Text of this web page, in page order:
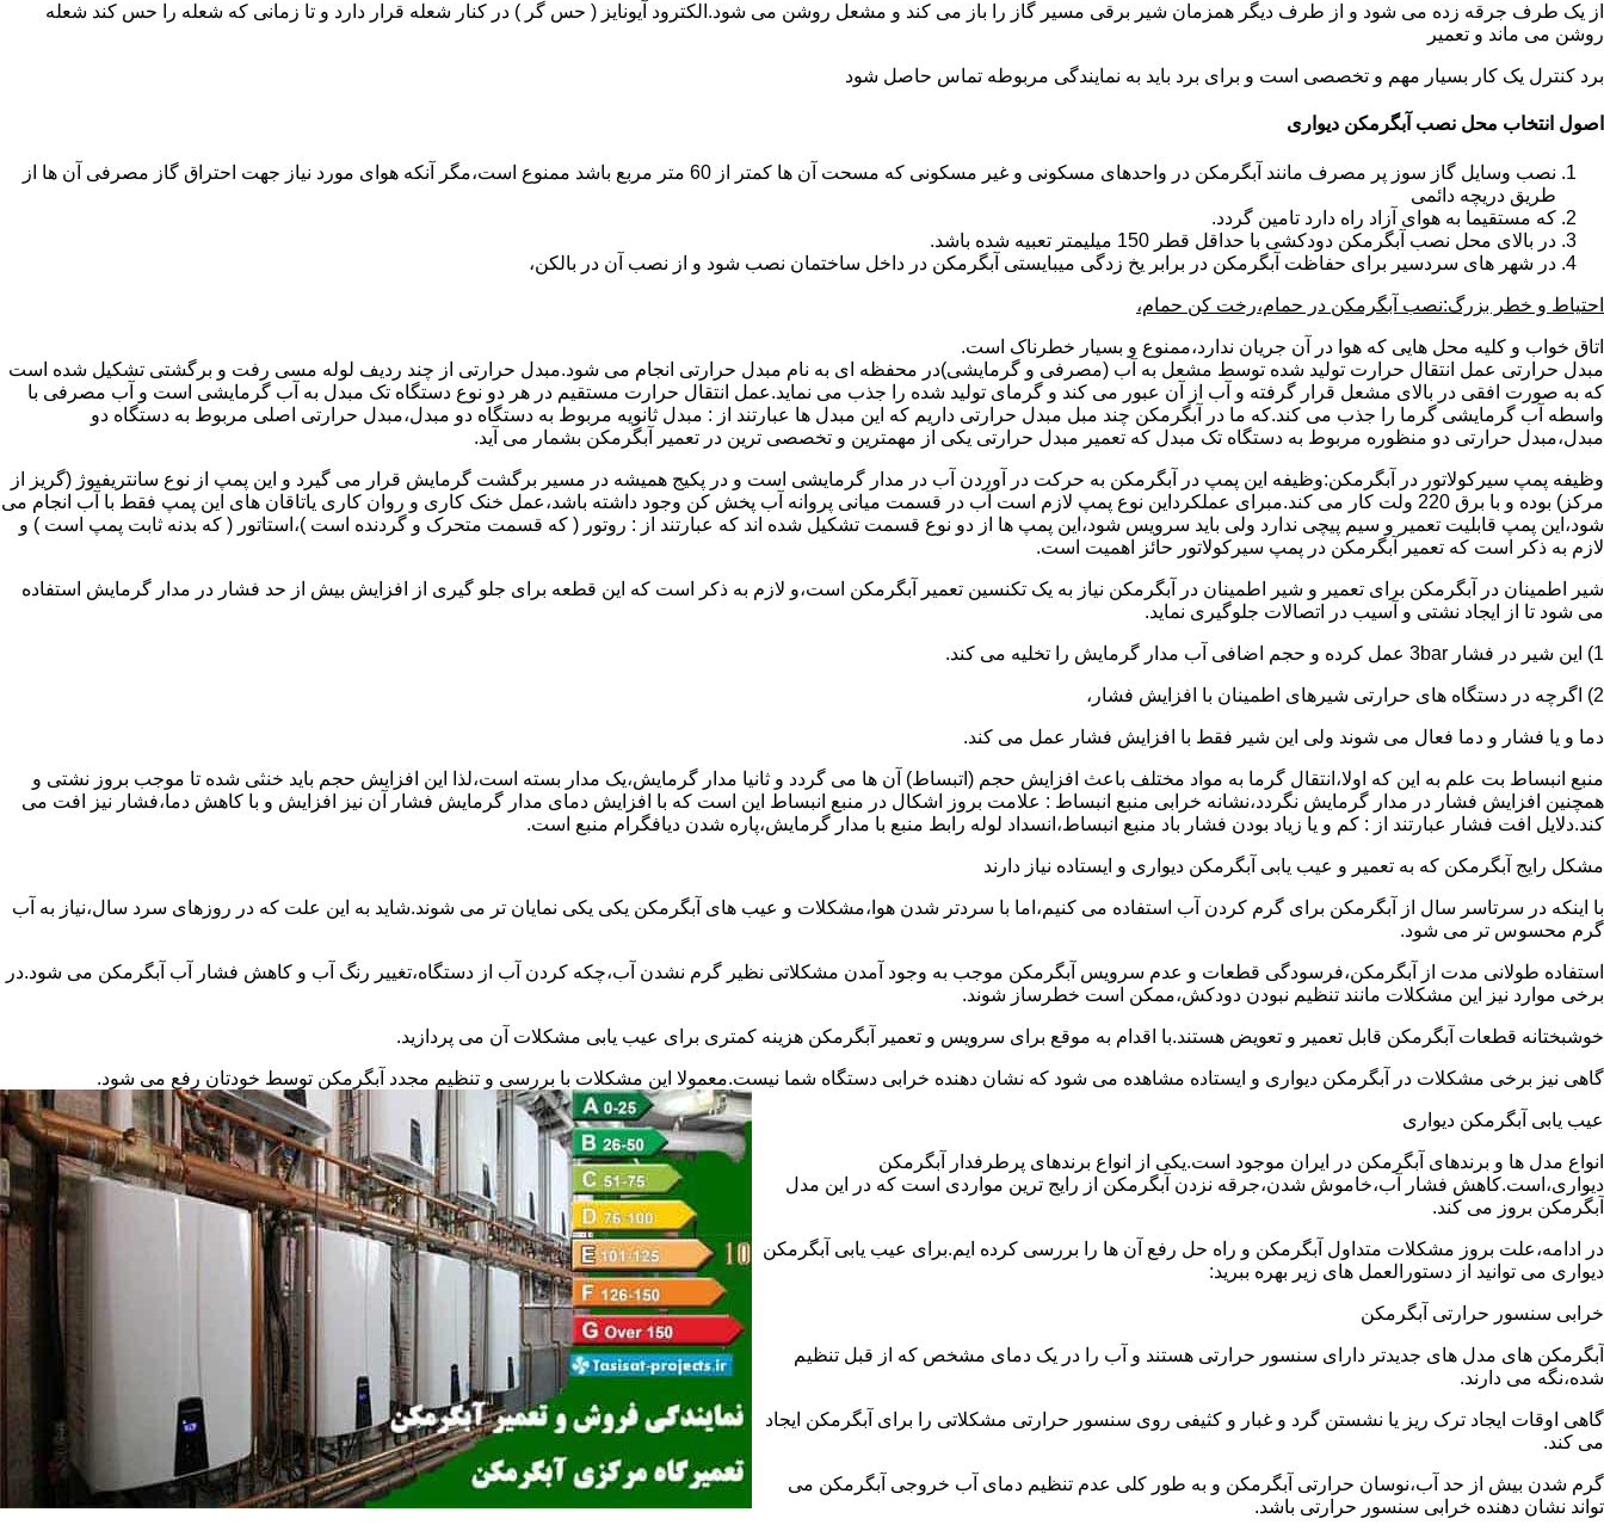
از یک طرف جرقه زده می شود و از طرف دیگر همزمان شیر برقی مسیر گاز را باز می کند و مشعل روشن می شود.الکترود آیونایز ( حس گر ) در کنار شعله قرار دارد و تا زمانی که شعله را حس کند شعله
روشن می ماند و تعمیر
برد کنترل یک کار بسیار مهم و تخصصی است و برای برد باید به نمایندگی مربوطه تماس حاصل شود
اصول انتخاب محل نصب آبگرمکن دیواری
نصب وسایل گاز سوز پر مصرف مانند آبگرمکن در واحدهای مسکونی و غیر مسکونی که مسحت آن ها کمتر از 60 متر مربع باشد ممنوع است،مگر آنکه هوای مورد نیاز جهت احتراق گاز مصرفی آن ها از
طریق دریچه دائمی
که مستقیما به هوای آزاد راه دارد تامین گردد.
در بالای محل نصب آبگرمکن دودکشی با حداقل قطر 150 میلیمتر تعبیه شده باشد.
در شهر های سردسیر برای حفاظت آبگرمکن در برابر یخ زدگی میبایستی آبگرمکن در داخل ساختمان نصب شود و از نصب آن در بالکن،
احتیاط و خطر بزرگ:نصب آبگرمکن در حمام،رخت کن حمام،
اتاق خواب و کلیه محل هایی که هوا در آن جریان ندارد،ممنوع و بسیار خطرناک است.
مبدل حرارتی عمل انتقال حرارت تولید شده توسط مشعل به آب (مصرفی و گرمایشی)در محفظه ای به نام مبدل حرارتی انجام می شود.مبدل حرارتی از چند ردیف لوله مسی رفت و برگشتی تشکیل شده است
که به صورت افقی در بالای مشعل قرار گرفته و آب از آن عبور می کند و گرمای تولید شده را جذب می نماید.عمل انتقال حرارت مستقیم در هر دو نوع دستگاه تک مبدل به آب گرمایشی است و آب مصرفی با
واسطه آب گرمایشی گرما را جذب می کند.که ما در آبگرمکن چند مبل مبدل حرارتی داریم که این مبدل ها عبارتند از : مبدل ثانویه مربوط به دستگاه دو مبدل،مبدل حرارتی اصلی مربوط به دستگاه دو
مبدل،مبدل حرارتی دو منظوره مربوط به دستگاه تک مبدل که تعمیر مبدل حرارتی یکی از مهمترین و تخصصی ترین در تعمیر آبگرمکن بشمار می آید.
وظیفه پمپ سیرکولاتور در آبگرمکن:وظیفه این پمپ در آبگرمکن به حرکت در آوردن آب در مدار گرمایشی است و در پکیج همیشه در مسیر برگشت گرمایش قرار می گیرد و این پمپ از نوع سانتریفیوژ (گریز از
مرکز) بوده و با برق 220 ولت کار می کند.مبرای عملکرداین نوع پمپ لازم است آب در قسمت میانی پروانه آب پخش کن وجود داشته باشد،عمل خنک کاری و روان کاری یاتاقان های این پمپ فقط با آب انجام می
شود،این پمپ قابلیت تعمیر و سیم پیچی ندارد ولی باید سرویس شود،این پمپ ها از دو نوع قسمت تشکیل شده اند که عبارتند از : روتور ( که قسمت متحرک و گردنده است )،استاتور ( که بدنه ثابت پمپ است ) و
لازم به ذکر است که تعمیر آبگرمکن در پمپ سیرکولاتور حائز اهمیت است.
شیر اطمینان در آبگرمکن برای تعمیر و شیر اطمینان در آبگرمکن نیاز به یک تکنسین تعمیر آبگرمکن است،و لازم به ذکر است که این قطعه برای جلو گیری از افزایش بیش از حد فشار در مدار گرمایش استفاده
می شود تا از ایجاد نشتی و آسیب در اتصالات جلوگیری نماید.
1) این شیر در فشار 3bar عمل کرده و حجم اضافی آب مدار گرمایش را تخلیه می کند.
2) اگرچه در دستگاه های حرارتی شیرهای اطمینان با افزایش فشار،
دما و یا فشار و دما فعال می شوند ولی این شیر فقط با افزایش فشار عمل می کند.
منبع انبساط بت علم به این که اولا،انتقال گرما به مواد مختلف باعث افزایش حجم (اتبساط) آن ها می گردد و ثانیا مدار گرمایش،یک مدار بسته است،لذا این افزایش حجم باید خنثی شده تا موجب بروز نشتی و
همچنین افزایش فشار در مدار گرمایش نگردد،نشانه خرابی منبع انبساط : علامت بروز اشکال در منبع انبساط این است که با افزایش دمای مدار گرمایش فشار آن نیز افزایش و با کاهش دما،فشار نیز افت می
کند.دلایل افت فشار عبارتند از : کم و یا زیاد بودن فشار باد منبع انبساط،انسداد لوله رابط منبع با مدار گرمایش،پاره شدن دیافگرام منبع است.
مشکل رایج آبگرمکن که به تعمیر و عیب یابی آبگرمکن دیواری و ایستاده نیاز دارند
با اینکه در سرتاسر سال از آبگرمکن برای گرم کردن آب استفاده می کنیم،اما با سردتر شدن هوا،مشکلات و عیب های آبگرمکن یکی یکی نمایان تر می شوند.شاید به این علت که در روزهای سرد سال،نیاز به آب
گرم محسوس تر می شود.
استفاده طولانی مدت از آبگرمکن،فرسودگی قطعات و عدم سرویس آبگرمکن موجب به وجود آمدن مشکلاتی نظیر گرم نشدن آب،چکه کردن آب از دستگاه،تغییر رنگ آب و کاهش فشار آب آبگرمکن می شود.در
برخی موارد نیز این مشکلات مانند تنظیم نبودن دودکش،ممکن است خطرساز شوند.
خوشبختانه قطعات آبگرمکن قابل تعمیر و تعویض هستند.با اقدام به موقع برای سرویس و تعمیر آبگرمکن هزینه کمتری برای عیب یابی مشکلات آن می پردازید.
گاهی نیز برخی مشکلات در آبگرمکن دیواری و ایستاده مشاهده می شود که نشان دهنده خرابی دستگاه شما نیست.معمولا این مشکلات با بررسی و تنظیم مجدد آبگرمکن توسط خودتان رفع می شود.
عیب یابی آبگرمکن دیواری
انواع مدل ها و برندهای آبگرمکن در ایران موجود است.یکی از انواع برندهای پرطرفدار آبگرمکن
دیواری،است.کاهش فشار آب،خاموش شدن،جرقه نزدن آبگرمکن از رایج ترین مواردی است که در این مدل
آبگرمکن بروز می کند.
در ادامه،علت بروز مشکلات متداول آبگرمکن و راه حل رفع آن ها را بررسی کرده ایم.برای عیب یابی آبگرمکن
دیواری می توانید از دستورالعمل های زیر بهره ببرید:
خرابی سنسور حرارتی آبگرمکن
آبگرمکن های مدل های جدیدتر دارای سنسور حرارتی هستند و آب را در یک دمای مشخص که از قبل تنظیم
شده،نگه می دارند.
گاهی اوقات ایجاد ترک ریز یا نشستن گرد و غبار و کثیفی روی سنسور حرارتی مشکلاتی را برای آبگرمکن ایجاد
می کند.
گرم شدن بیش از حد آب،نوسان حرارتی آبگرمکن و به طور کلی عدم تنظیم دمای آب خروجی آبگرمکن می
تواند نشان دهنده خرابی سنسور حرارتی باشد.